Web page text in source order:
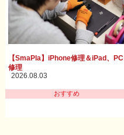
【SmaPla】iPhone修理＆iPad、PC
修理
2026.08.03
おすすめ